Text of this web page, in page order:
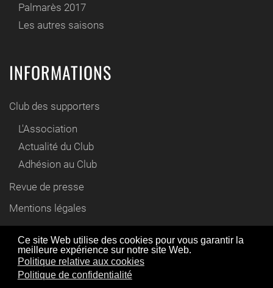
Ce site Web utilise des cookies pour vous garantir la
meilleure expérience sur notre site Web.
Politique relative aux cookies
Politique de confidentialité
Palmarès 2017
Les autres saisons
INFORMATIONS
Club des supporters
L'Association
Actualité du Club
Adhésion au Club
Revue de presse
Mentions légales
Contact
© www.cyril-gautier.fr 2012 / 2021
En utilisant ce site Web, vous acceptez l'utilisation de
cookies comme décrit dans notre politique de